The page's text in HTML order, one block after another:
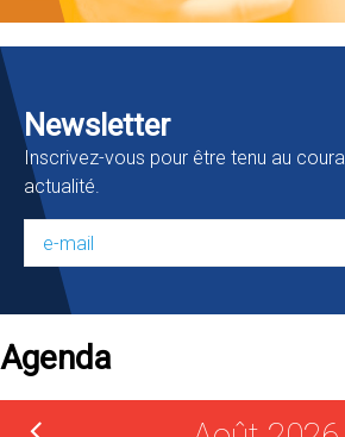
Newsletter
Inscrivez-vous pour être tenu au
actualité.
Agenda